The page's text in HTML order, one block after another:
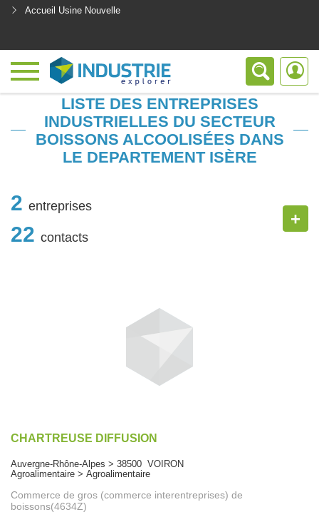
Accueil Usine Nouvelle
LISTE DES ENTREPRISES
INDUSTRIELLES DU SECTEUR
BOISSONS ALCOOLISÉES DANS
LE DEPARTEMENT ISÈRE
2 entreprises
22 contacts
+
CHARTREUSE DIFFUSION
Auvergne-Rhône-Alpes > 38500 VOIRON
Agroalimentaire > Agroalimentaire
Commerce de gros (commerce interentreprises) de
boissons(4634Z)